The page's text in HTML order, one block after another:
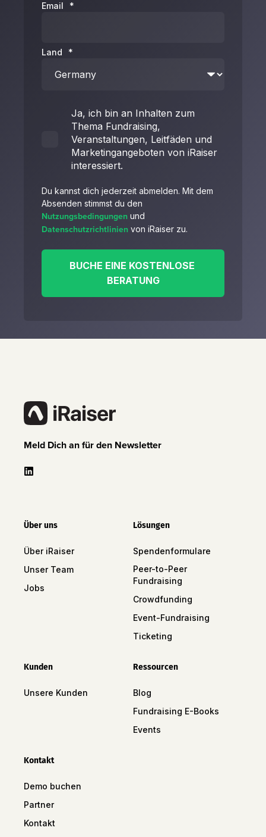
Email *
Land *
Ja, ich bin an Inhalten zum
Thema Fundraising,
Veranstaltungen, Leitfäden und
Marketingangeboten von iRaiser
interessiert.
Du kannst dich jederzeit abmelden. Mit dem
Absenden stimmst du den
Nutzungsbedingungen und
Datenschutzrichtlinien von iRaiser zu.
Meld Dich an für den Newsletter
Über uns
Über iRaiser
Unser Team
Jobs
Lösungen
Spendenformulare
Peer-to-Peer
Fundraising
Crowdfunding
Event-Fundraising
Ticketing
Kunden
Unsere Kunden
Ressourcen
Blog
Fundraising E-Books
Events
Kontakt
Demo buchen
Partner
Kontakt